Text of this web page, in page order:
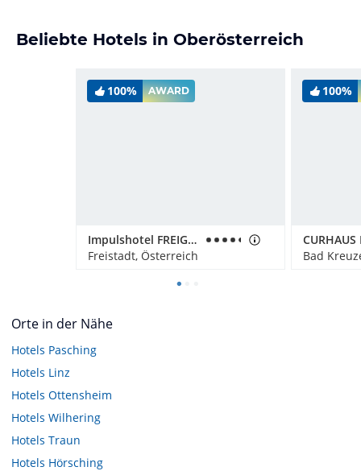
Beliebte Hotels in Oberösterreich
100% AWARD
Impulshotel FREIGOLD
Freistadt, Österreich
100%
Bad
Orte in der Nähe
Hotels Pasching
Hotels Linz
Hotels Ottensheim
Hotels Wilhering
Hotels Traun
Hotels Hörsching